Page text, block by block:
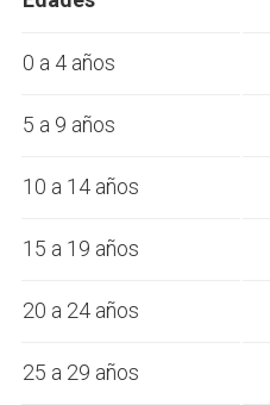
0 a 4 años
5 a 9 años
10 a 14 años
15 a 19 años
20 a 24 años
25 a 29 años